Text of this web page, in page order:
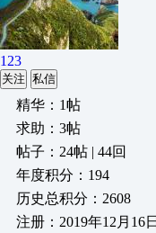
123
关注 私信
精华：1帖
求助：3帖
帖子：24帖 | 44回
年度积分：194
历史总积分：2608
注册：2019年12月16日